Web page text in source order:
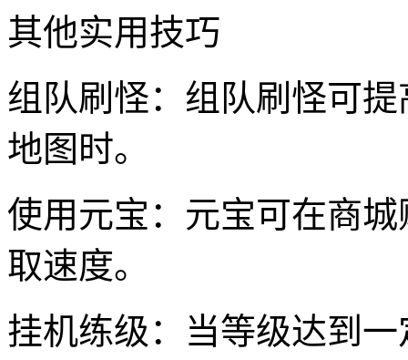
其他实用技巧
组队刷怪：组队刷怪可
地图时。
使用元宝：元宝可在商
取速度。
挂机练级：当等级达到